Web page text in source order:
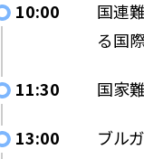
10:00
国連
る国
11:30 国家
13:00 ブル